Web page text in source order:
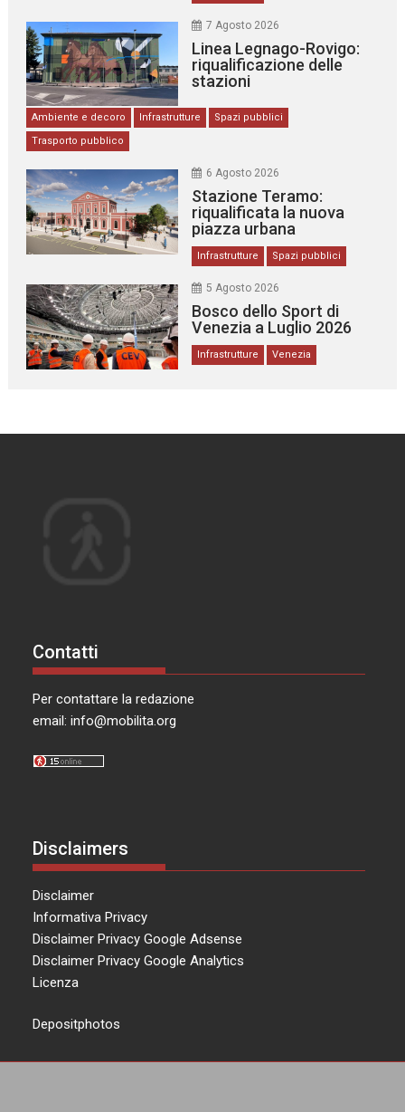
7 Agosto 2026
Linea Legnago-Rovigo:
riqualificazione delle
stazioni
Ambiente e decoro Infrastrutture
Spazi pubblici
Trasporto pubblico
6 Agosto 2026
Stazione Teramo:
riqualificata la nuova
piazza urbana
Infrastrutture Spazi pubblici
5 Agosto 2026
Bosco dello Sport di
Venezia a Luglio 2026
Infrastrutture Venezia
Contatti
Per contattare la redazione
email:info@mobilita.org
Disclaimers
Disclaimer
Informativa Privacy
Disclaimer Privacy Google Adsense
Disclaimer Privacy Google Analytics
Licenza
Depositphotos